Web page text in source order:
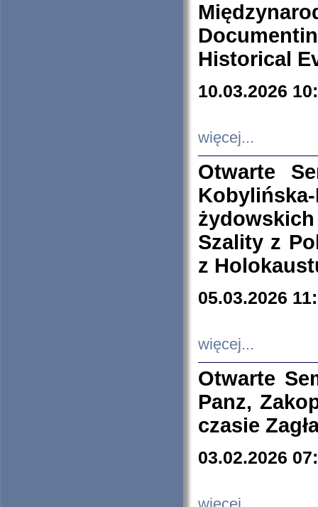
Historical
10.03.2026
więcej...
Otwarte
Szality z
z
05.03.2026
więcej...
Otwarte
Panz,
czasie
03.02.2026